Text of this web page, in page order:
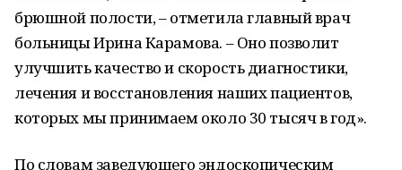
брюшной полости, – отметила главный врач
больницы Ирина Карамова. – Оно позволит
улучшить качество и скорость диагностики,
лечения и восстановления наших пациентов,
которых мы принимаем около 30 тысяч в год».
По словам заведующего эндоскопическим